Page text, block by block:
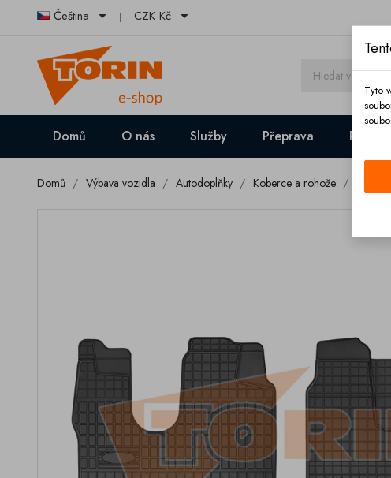
Čeština  CZK Kč 
Domů O nás Služby Přeprava Platba
Domů Výbava vozidla Autodoplňky Koberce a rohože
Tyto